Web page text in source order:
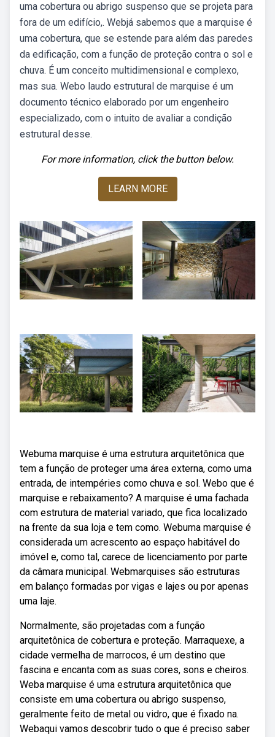
uma cobertura ou abrigo suspenso que se projeta para
fora de um edifício,. Webjá sabemos que a marquise é
uma cobertura, que se estende para além das paredes
da edificação, com a função de proteção contra o sol e
chuva. É um conceito multidimensional e complexo,
mas sua. Webo laudo estrutural de marquise é um
documento técnico elaborado por um engenheiro
especializado, com o intuito de avaliar a condição
estrutural desse.
For more information, click the button below.
LEARN MORE
Webuma marquise é uma estrutura arquitetônica que
tem a função de proteger uma área externa, como uma
entrada, de intempéries como chuva e sol. Webo que é
marquise e rebaixamento? A marquise é uma fachada
com estrutura de material variado, que fica localizado
na frente da sua loja e tem como. Webuma marquise é
considerada um acrescento ao espaço habitável do
imóvel e, como tal, carece de licenciamento por parte
da câmara municipal. Webmarquises são estruturas
em balanço formadas por vigas e lajes ou por apenas
uma laje.
Normalmente, são projetadas com a função
arquitetônica de cobertura e proteção. Marraquexe, a
cidade vermelha de marrocos, é um destino que
fascina e encanta com as suas cores, sons e cheiros.
Weba marquise é uma estrutura arquitetônica que
consiste em uma cobertura ou abrigo suspenso,
geralmente feito de metal ou vidro, que é fixado na.
Webaqui vamos descobrir tudo o que é preciso saber